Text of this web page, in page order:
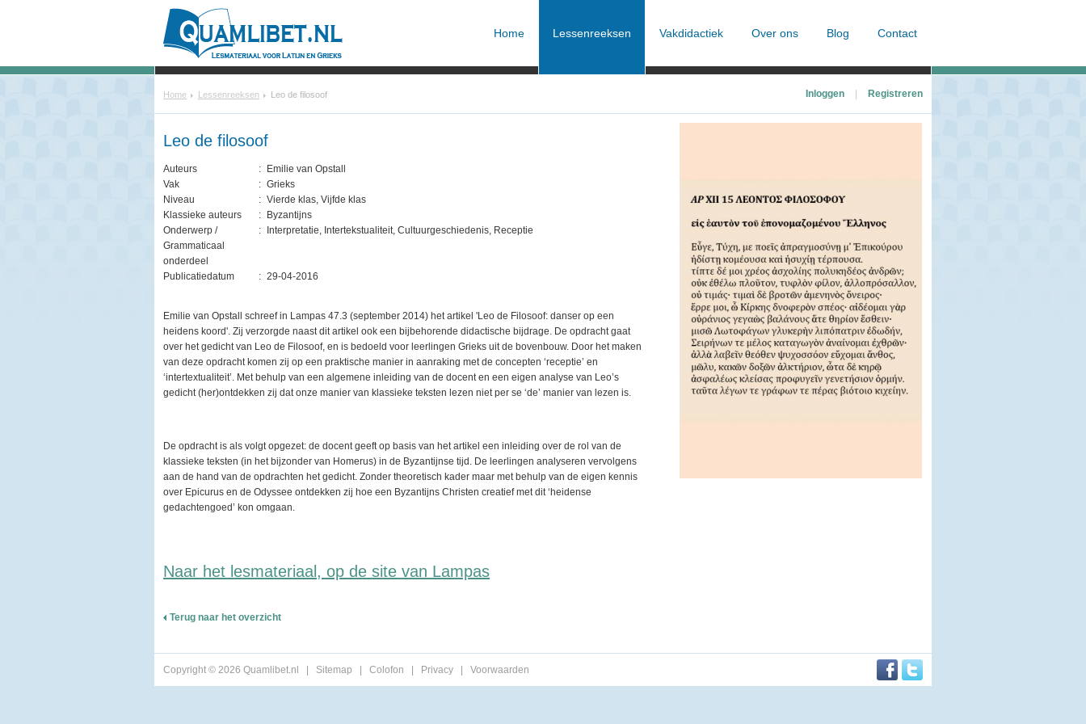
Home Lessenreeksen Vakdidactiek Over ons Blog Contact
Home Lessenreeksen Leo de filosoof Inloggen Registreren
Leo de filosoof
Auteurs :
Emilie van Opstall
Vak
: Grieks
Niveau
: Vierde klas, Vijfde klas
Klassieke auteurs
:
Byzantijns
Onderwerp /
Grammaticaal
onderdeel
: Interpretatie, Intertekstualiteit, Cultuurgeschiedenis, Receptie
Publicatiedatum : 29-04-2016
Emilie van Opstall schreef in Lampas 47.3 (september 2014) het artikel 'Leo de Filosoof: danser op een
heidens koord'. Zij verzorgde naast dit artikel ook een bijbehorende didactische bijdrage. De opdracht gaat
over het gedicht van Leo de Filosoof, en is bedoeld voor leerlingen Grieks uit de bovenbouw. Door het maken
van deze opdracht komen zij op een praktische manier in aanraking met de concepten ‘receptie’ en
‘intertextualiteit’. Met behulp van een algemene inleiding van de docent en een eigen analyse van Leo’s
gedicht (her)ontdekken zij dat onze manier van klassieke teksten lezen niet per se ‘de’ manier van lezen is.
De opdracht is als volgt opgezet: de docent geeft op basis van het artikel een inleiding over de rol van de
klassieke teksten (in het bijzonder van Homerus) in de Byzantijnse tijd. De leerlingen analyseren vervolgens
aan de hand van de opdrachten het gedicht. Zonder theoretisch kader maar met behulp van de eigen kennis
over Epicurus en de Odyssee ontdekken zij hoe een Byzantijns Christen creatief met dit ‘heidense
gedachtengoed’ kon omgaan.
Naar het lesmateriaal, op de site van Lampas
Terug naar het overzicht
Copyright © 2026 Quamlibet.nl Sitemap Colofon Privacy Voorwaarden